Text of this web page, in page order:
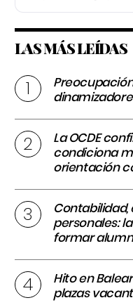
LAS MÁS LEÍDAS
La OCDE
condiciona
orientación
Contabilidad,
personales:
formar
Hito en
plazas